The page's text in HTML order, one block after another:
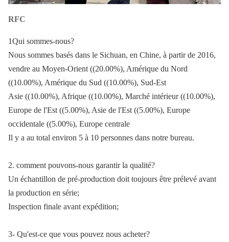
RFC
1Qui sommes-nous?
Nous sommes basés dans le Sichuan, en Chine, à partir de 2016,
vendre au Moyen-Orient ((20.00%), Amérique du Nord
((10.00%), Amérique du Sud ((10.00%), Sud-Est
Asie ((10.00%), Afrique ((10.00%), Marché intérieur ((10.00%),
Europe de l'Est ((5.00%), Asie de l'Est ((5.00%), Europe
occidentale ((5.00%), Europe centrale
Il y a au total environ 5 à 10 personnes dans notre bureau.
2. comment pouvons-nous garantir la qualité?
Un échantillon de pré-production doit toujours être prélevé avant
la production en série;
Inspection finale avant expédition;
3- Qu'est-ce que vous pouvez nous acheter?